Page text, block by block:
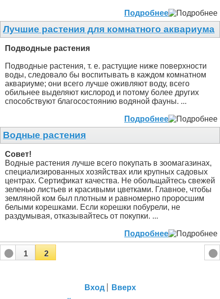
Подробнее
Лучшие растения для комнатного аквариума
Подводные растения
Подводные растения, т. е. растущие ниже поверхности
воды, следовало бы воспитывать в каждом комнатном
аквариуме; они всего лучше оживляют воду, всего
обильнее выделяют кислород и потому более других
способствуют благосостоянию водяной фауны. ...
Подробнее
Водные растения
Совет!
Водные растения лучше всего покупать в зоомагазинах,
специализированных хозяйствах или крупных садовых
центрах. Сертификат качества. Не обольщайтесь свежей
зеленью листьев и красивыми цветками. Главное, чтобы
земляной ком был плотным и равномерно проросшим
белыми корешками. Если корешки побурели, не
раздумывая, отказывайтесь от покупки. ...
Подробнее
1 2
Вход Вверх